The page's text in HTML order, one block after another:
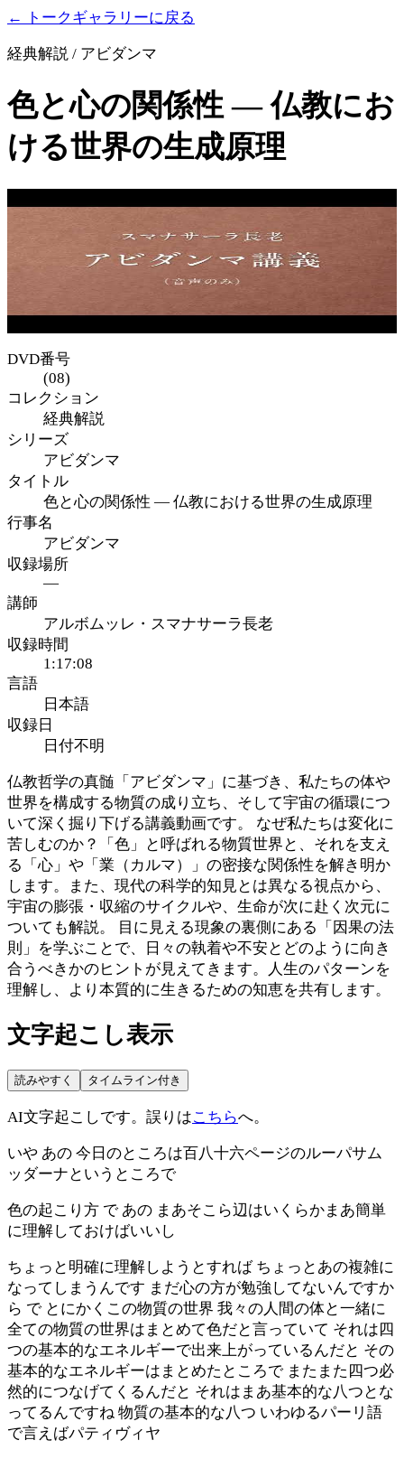
← トークギャラリーに戻る
経典解説 / アビダンマ
色と心の関係性 ― 仏教にお
ける世界の生成原理
DVD番号
(08)
コレクション
経典解説
シリーズ
アビダンマ
タイトル
色と心の関係性 ― 仏教における世界の生成原理
行事名
アビダンマ
収録場所
—
講師
アルボムッレ・スマナサーラ長老
収録時間
1:17:08
言語
日本語
収録日
日付不明
仏教哲学の真髄「アビダンマ」に基づき、私たちの体や
世界を構成する物質の成り立ち、そして宇宙の循環につ
いて深く掘り下げる講義動画です。 なぜ私たちは変化に
苦しむのか？「色」と呼ばれる物質世界と、それを支え
る「心」や「業（カルマ）」の密接な関係性を解き明か
します。また、現代の科学的知見とは異なる視点から、
宇宙の膨張・収縮のサイクルや、生命が次に赴く次元に
ついても解説。 目に見える現象の裏側にある「因果の法
則」を学ぶことで、日々の執着や不安とどのように向き
合うべきかのヒントが見えてきます。人生のパターンを
理解し、より本質的に生きるための知恵を共有します。
文字起こし表示
読みやすく タイムライン付き
AI文字起こしです。誤りはこちらへ。
いや あの 今日のところは百八十六ページのルーパサム
ッダーナというところで
色の起こり方 で あの まあそこら辺はいくらかまあ簡単
に理解しておけばいいし
ちょっと明確に理解しようとすれば ちょっとあの複雑に
なってしまうんです まだ心の方が勉強してないんですか
ら で とにかくこの物質の世界 我々の人間の体と一緒に
全ての物質の世界はまとめて色だと言っていて それは四
つの基本的なエネルギーで出来上がっているんだと その
基本的なエネルギーはまとめたところで またまた四つ必
然的につなげてくるんだと それはまあ基本的な八つとな
ってるんですね 物質の基本的な八つ いわゆるパーリ語
で言えばパティヴィヤ